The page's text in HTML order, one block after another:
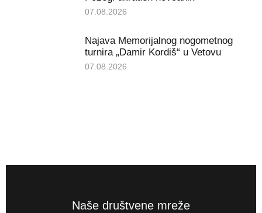
07.08.2026
Najava Memorijalnog nogometnog
turnira „Damir Kordiš“ u Vetovu
07.08.2026
Naše društvene mreže